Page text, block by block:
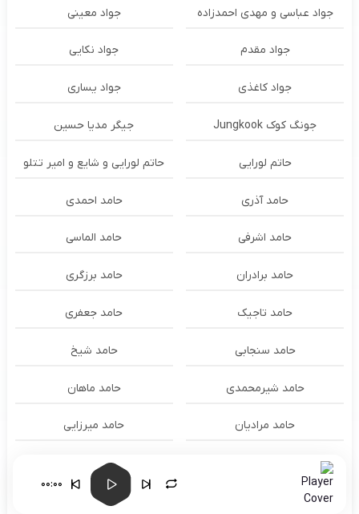
جواد عباسی و مهدی احمدزاده جواد معینی
جواد مقدم جواد نکایی
جواد کاغذی جواد یساری
جونگ کوک Jungkook جیگر مدیا حسین
حاتم لورایی حاتم لورایی و شایع و امیر تتلو
حامد آذری حامد احمدی
حامد اشرفی حامد الماسی
حامد برادران حامد برزگری
حامد تاجیک حامد جعفری
حامد سنجابی حامد شیخ
حامد شیرمحمدی حامد ماهان
حامد مرادیان حامد میرزایی
حامد نوروزی
حامد هنرور
00:00